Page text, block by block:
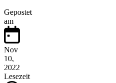
Gepostet
am
Nov
10,
2022
Lesezeit